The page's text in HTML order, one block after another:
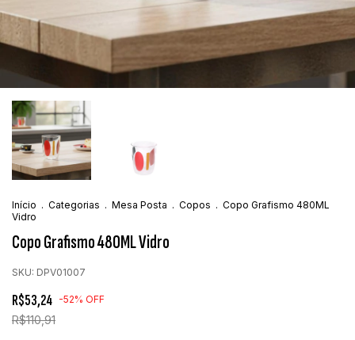
Início . Categorias . Mesa Posta . Copos . Copo Grafismo 480ML
Vidro
Copo Grafismo 480ML Vidro
SKU: DPV01007
R$53,24 -52% OFF
R$110,91